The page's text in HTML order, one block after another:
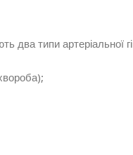
два типи артеріальної